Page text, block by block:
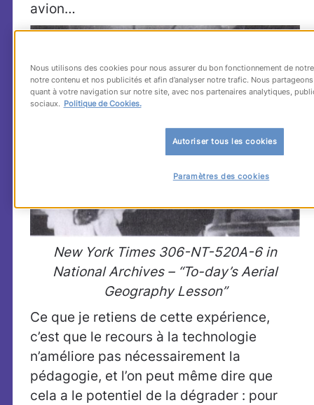
avion…
New York Times 306-NT-520A-6 in
National Archives – “To-day’s Aerial
Geography Lesson”
Ce que je retiens de cette expérience,
c’est que le recours à la technologie
n’améliore pas nécessairement la
pédagogie, et l’on peut même dire que
cela a le potentiel de la dégrader : pour
Nous utilisons des cookies pour nous assurer du bon fonctionnement de
notre contenu et nos publicités et afin d’analyser notre trafic. Nous
quant à votre navigation sur notre site, avec nos partenaires analytiques,
sociaux. Politique de Cookies.
Autoriser tous les cookies
Paramètres des cookies